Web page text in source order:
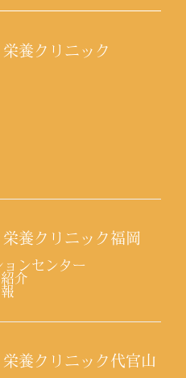
養クリニック
養クリニック福岡
ョンセンター
介
養クリニック代官山